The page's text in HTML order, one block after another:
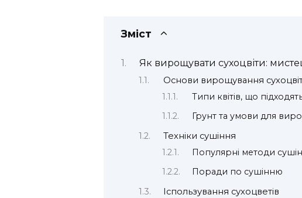
Зміст
Як вирощувати сухоцвіти:
Основи вирощування
Типи квітів, що
Грунт та умови для
Техніки сушіння
Популярні методи
Поради по сушінню
Іспользування сухоцветів